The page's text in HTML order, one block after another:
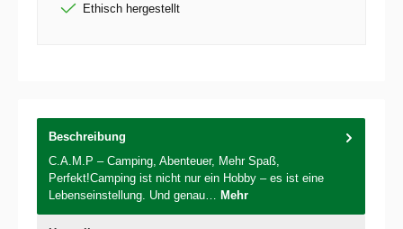
Ethisch hergestellt
Beschreibung
C.A.M.P – Camping, Abenteuer, Mehr Spaß,
Perfekt!Camping ist nicht nur ein Hobby – es ist eine
Lebenseinstellung. Und genau… Mehr